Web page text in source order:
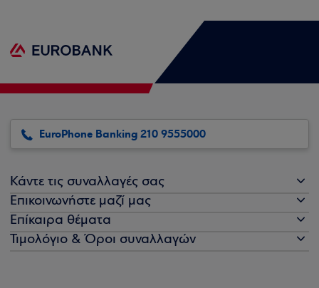
EuroPhone Banking 210 9555000
Κάντε τις συναλλαγές σας
Επικοινωνήστε μαζί μας
Επίκαιρα θέματα
Τιμολόγιο & Όροι συναλλαγών